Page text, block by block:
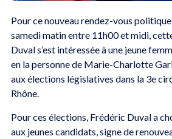
Pour ce nouveau rendez-vous
samedi matin entre 11h00 et midi,
Duval s’est intéressée à une jeune
en la personne de Marie-Charlotte
aux élections législatives dans la 3e
Rhône.
Pour ces élections, Frédéric Duval a
aux jeunes candidats, signe de